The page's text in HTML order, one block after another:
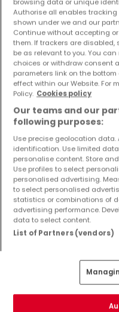
5 Zimmer
6 Zimmer
1 Zimmer Häuser
Riol
Kaufen Häuser 1
Bitte ändern Sie
Ähnliche
interessieren?
könnten Sie
browsing data or unique
Authorise all enables
shown under we and our
Continue without accepting
them. If trackers are
be as relevant to you. You
choices or withdraw consent
parameters link on the
effect within our Website. For
Policy. Cookies policy
Our teams and our
following purposes:
Use precise geolocation
identification. Use limited
personalise content. Store
Use profiles to select
personalised advertising.
to select personalised
statistics or combinations of
advertising performance.
data to select content.
List of Partners (vendors)